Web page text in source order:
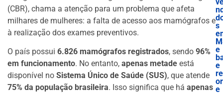
(CBR), chama a atenção para um problema que afeta
milhares de mulheres: a falta de acesso aos mamógrafos e
à realização dos exames preventivos.
O país possui 6.826 mamógrafos registrados, sendo 96%
em funcionamento. No entanto, apenas metade está
disponível no Sistema Único de Saúde (SUS), que atende
75% da população brasileira. Isso significa que há apenas
s
e
e
e